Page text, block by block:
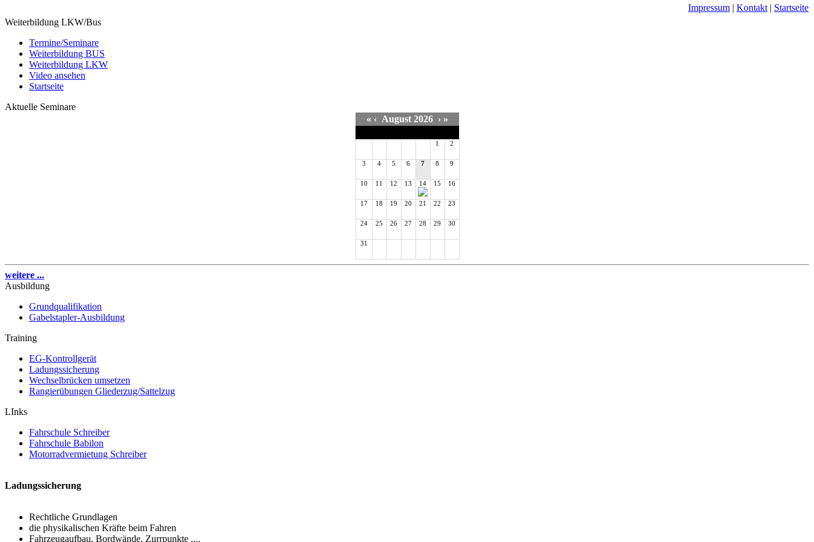
Impressum | Kontakt | Startseite
Weiterbildung LKW/Bus
Termine/Seminare
Weiterbildung BUS
Weiterbildung LKW
Video ansehen
Startseite
Aktuelle Seminare
« ‹ August 2026 › »
1 2
3 4 5 6 7 8 9
10 11 12 13 14 15 16
17 18 19 20 21 22 23
24 25 26 27 28 29 30
31
weitere ...
Ausbildung
Grundqualifikation
Gabelstapler-Ausbildung
Training
EG-Kontrollgerät
Ladungssicherung
Wechselbrücken umsetzen
Rangierübungen Gliederzug/Sattelzug
LInks
Fahrschule Schreiber
Fahrschule Babilon
Motorradvermietung Schreiber
Ladungssicherung
Rechtliche Grundlagen
die physikalischen Kräfte beim Fahren
Fahrzeugaufbau, Bordwände, Zurrpunkte ....